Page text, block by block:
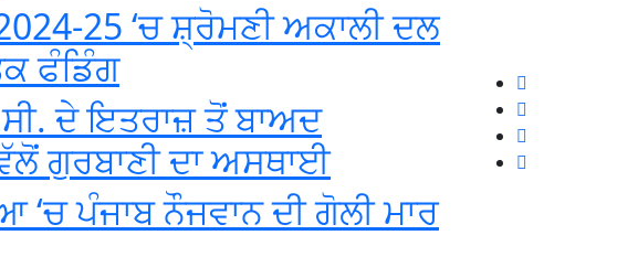
25 ‘ਚ ਸ਼੍ਰੋਮਣੀ ਅਕਾਲੀ ਦਲ
ਫੰਡਿੰਗ
ਦੇ ਇਤਰਾਜ਼ ਤੋਂ ਬਾਅਦ
ਗੁਰਬਾਣੀ ਦਾ ਅਸਥਾਈ
‘ਚ ਪੰਜਾਬ ਨੌਜਵਾਨ ਦੀ ਗੋਲੀ ਮਾਰ